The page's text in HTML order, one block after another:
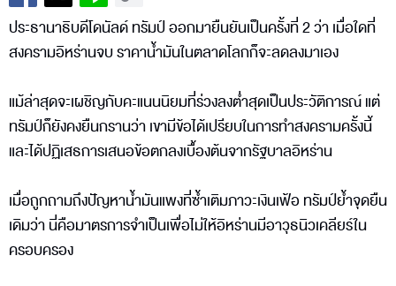
ประธานาธิบดีโดนัลด์ ทรัมป์ ออกมายืนยันเป็นครั้งที่ 2 ว่า เมื่อใดที่
สงครามอิหร่านจบ ราคาน้ำมันในตลาดโลกก็จะลดลงมาเอง
แม้ล่าสุดจะเผชิญกับคะแนนนิยมที่ร่วงลงต่ำสุดเป็นประวัติการณ์ แต่
ทรัมป์ก็ยังคงยืนกรานว่า เขามีข้อได้เปรียบในการทำสงครามครั้งนี้
และได้ปฏิเสธการเสนอข้อตกลงเบื้องต้นจากรัฐบาลอิหร่าน
เมื่อถูกถามถึงปัญหาน้ำมันแพงที่ซ้ำเติมภาวะเงินเฟ้อ ทรัมป์ย้ำจุดยืน
เดิมว่า นี่คือมาตรการจำเป็นเพื่อไม่ให้อิหร่านมีอาวุธนิวเคลียร์ใน
ครอบครอง